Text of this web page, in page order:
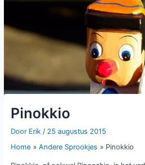
Pinokkio
Door Erik/ 25 augustus 2015
Home
Andere Sprookjes Pinokkio